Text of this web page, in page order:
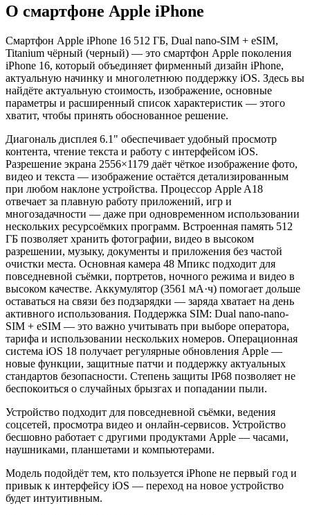
О смартфоне Apple iPhone
Смартфон Apple iPhone 16 512 ГБ, Dual nano-SIM + eSIM,
Titanium чёрный (черный) — это смартфон Apple поколения
iPhone 16, который объединяет фирменный дизайн iPhone,
актуальную начинку и многолетнюю поддержку iOS. Здесь вы
найдёте актуальную стоимость, изображение, основные
параметры и расширенный список характеристик — этого
хватит, чтобы принять обоснованное решение.
Диагональ дисплея 6.1" обеспечивает удобный просмотр
контента, чтение текста и работу с интерфейсом iOS.
Разрешение экрана 2556×1179 даёт чёткое изображение фото,
видео и текста — изображение остаётся детализированным
при любом наклоне устройства. Процессор Apple A18
отвечает за плавную работу приложений, игр и
многозадачности — даже при одновременном использовании
нескольких ресурсоёмких программ. Встроенная память 512
ГБ позволяет хранить фотографии, видео в высоком
разрешении, музыку, документы и приложения без частой
очистки места. Основная камера 48 Мпикс подходит для
повседневной съёмки, портретов, ночного режима и видео в
высоком качестве. Аккумулятор (3561 мА·ч) помогает дольше
оставаться на связи без подзарядки — заряда хватает на день
активного использования. Поддержка SIM: Dual nano-nano-
SIM + eSIM — это важно учитывать при выборе оператора,
тарифа и использовании нескольких номеров. Операционная
система iOS 18 получает регулярные обновления Apple —
новые функции, защитные патчи и поддержку актуальных
стандартов безопасности. Степень защиты IP68 позволяет не
беспокоиться о случайных брызгах и попадании пыли.
Устройство подходит для повседневной съёмки, ведения
соцсетей, просмотра видео и онлайн-сервисов. Устройство
бесшовно работает с другими продуктами Apple — часами,
наушниками, планшетами и компьютерами.
Модель подойдёт тем, кто пользуется iPhone не первый год и
привык к интерфейсу iOS — переход на новое устройство
будет интуитивным.